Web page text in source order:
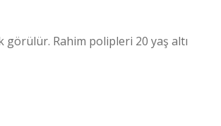
görülür. Rahim polipleri 20 yaş altı